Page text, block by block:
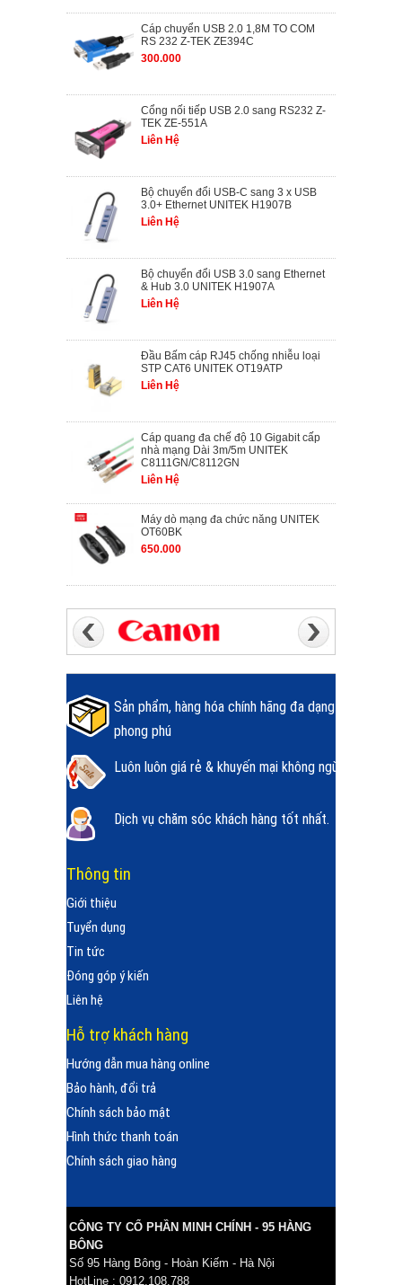
Cáp chuyển USB 2.0 1,8M TO COM
RS 232 Z-TEK ZE394C
300.000
Cổng nối tiếp USB 2.0 sang RS232 Z-
TEK ZE-551A
Liên Hệ
Bộ chuyển đổi USB-C sang 3 x USB
3.0+ Ethernet UNITEK H1907B
Liên Hệ
Bộ chuyển đổi USB 3.0 sang Ethernet
& Hub 3.0 UNITEK H1907A
Liên Hệ
Đầu Bấm cáp RJ45 chống nhiễu loại
STP CAT6 UNITEK OT19ATP
Liên Hệ
Cáp quang đa chế độ 10 Gigabit cấp
nhà mạng Dài 3m/5m UNITEK
C8111GN/C8112GN
Liên Hệ
Máy dò mạng đa chức năng UNITEK
OT60BK
650.000
Sản phẩm, hàng hóa chính hãng đa dạng
phong phú
Luôn luôn giá rẻ & khuyến mại không ngừng.
Dịch vụ chăm sóc khách hàng tốt nhất.
Thông tin
Giới thiệu
Tuyển dụng
Tin tức
Đóng góp ý kiến
Liên hệ
Hỗ trợ khách hàng
Hướng dẫn mua hàng online
Bảo hành, đổi trả
Chính sách bảo mật
Hình thức thanh toán
Chính sách giao hàng
CÔNG TY CỔ PHẦN MINH CHÍNH - 95 HÀNG
BÔNG
Số 95 Hàng Bông - Hoàn Kiếm - Hà Nội
HotLine : 0912.108.788